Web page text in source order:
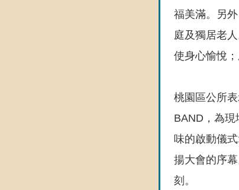
福美滿。另
庭及獨居老
使身心愉悅
桃園區公所
BAND，為
味的啟動儀
揚大會的序
刻。